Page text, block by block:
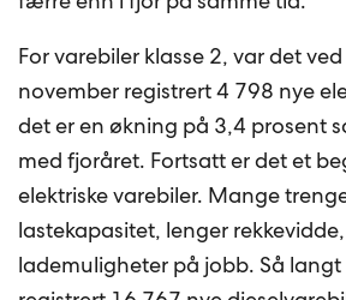
For varebiler klasse 2, var det
november registrert 4 798 nye
det er en økning på 3,4 prosent
med fjoråret. Fortsatt er det et
elektriske varebiler. Mange
lastekapasitet, lenger
lademuligheter på jobb. Så langt